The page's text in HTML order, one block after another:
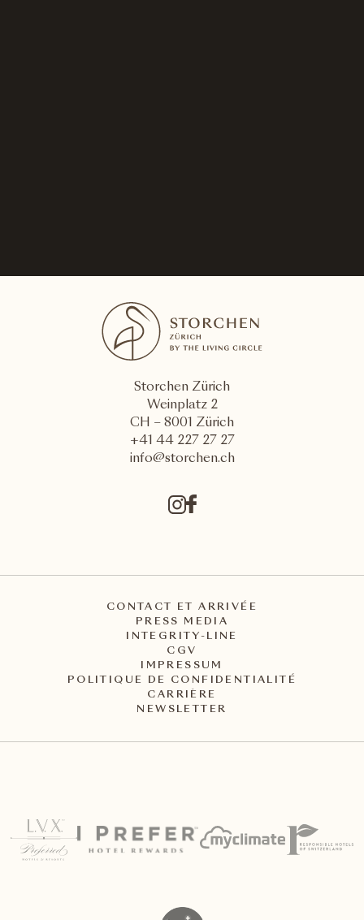
Castello del Sole
Storchen Zürich
Weinplatz 2
CH – 8001 Zürich
+41 44 227 27 27
info@storchen.ch
CONTACT ET ARRIVÉE
PRESS MEDIA
INTEGRITY-LINE
CGV
IMPRESSUM
POLITIQUE DE CONFIDENTIALITÉ
CARRIÈRE
NEWSLETTER